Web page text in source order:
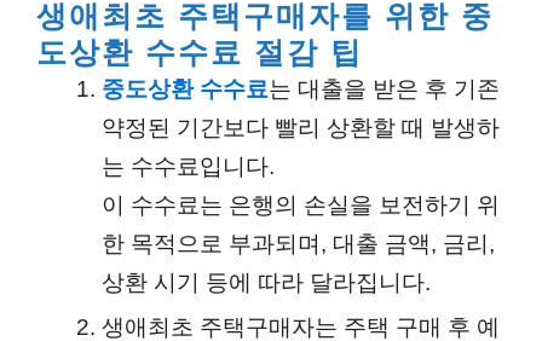
생애최초 주택구매자를 위한 중
도상환 수수료 절감 팁
중도상환 수수료는 대출을 받은 후 기존
약정된 기간보다 빨리 상환할 때 발생하
는 수수료입니다.
이 수수료는 은행의 손실을 보전하기 위
한 목적으로 부과되며, 대출 금액, 금리,
상환 시기 등에 따라 달라집니다.
생애최초 주택구매자는 주택 구매 후 예